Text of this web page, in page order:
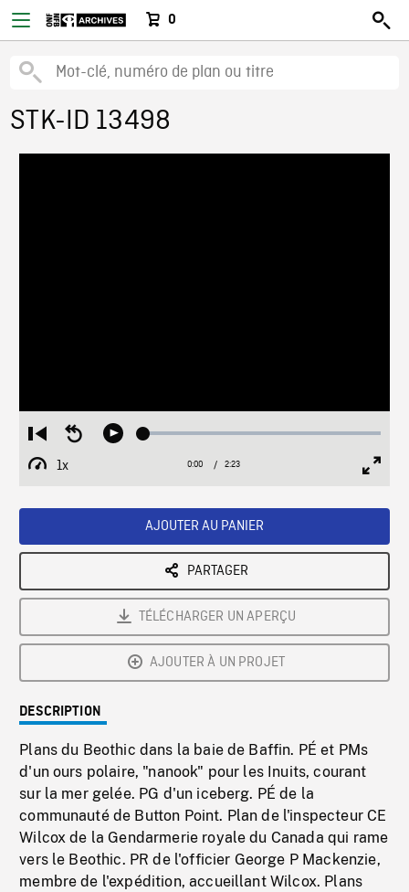
0
STK-ID 13498
Restart
from
beginning
Seek
Play Loaded:
1x
Playback
Current
0:00 / Duration
2:23
AJOUTER AU PANIER
PARTAGER
TÉLÉCHARGER UN APERÇU
AJOUTER À UN PROJET
DESCRIPTION
Plans du Beothic dans la baie de Baffin. PÉ et PMs
d'un ours polaire, "nanook" pour les Inuits, courant
sur la mer gelée. PG d'un iceberg. PÉ de la
communauté de Button Point. Plan de l'inspecteur CE
Wilcox de la Gendarmerie royale du Canada qui rame
vers le Beothic. PR de l'officier George P Mackenzie,
membre de l'expédition, accueillant Wilcox. Plans